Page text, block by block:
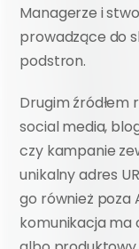
Managerze i
prowadzące do
podstron.
Drugim źródłem
social media,
czy kampanie
unikalny adres
go również poza
komunikacja ma